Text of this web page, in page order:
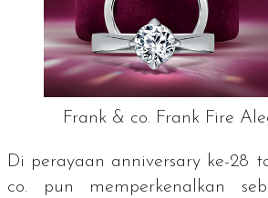
Frank & co. Frank Fire
Di perayaan anniversary ke-28
co. pun memperkenalkan